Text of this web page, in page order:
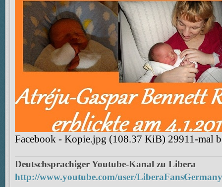
Facebook - Kopie.jpg (108.37 KiB) 29911-mal
Deutschsprachiger Youtube-Kanal zu Libera
http://www.youtube.com/user/LiberaFansGermany